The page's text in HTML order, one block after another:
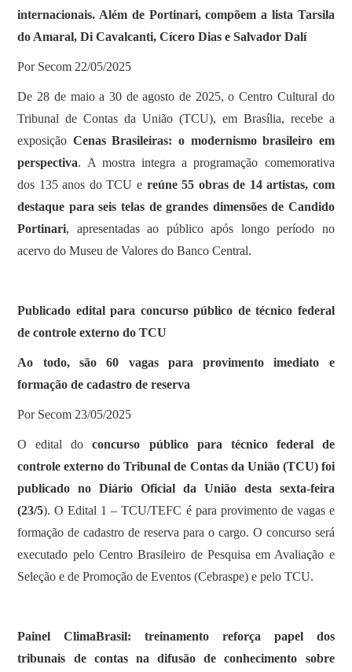
internacionais. Além de Portinari, compõem a lista Tarsila
do Amaral, Di Cavalcanti, Cícero Dias e Salvador Dalí
Por Secom 22/05/2025
De 28 de maio a 30 de agosto de 2025, o Centro Cultural do
Tribunal de Contas da União (TCU), em Brasília, recebe a
exposição Cenas Brasileiras: o modernismo brasileiro em
perspectiva. A mostra integra a programação comemorativa
dos 135 anos do TCU ereúne 55 obras de 14 artistas, com
destaque para seis telas de grandes dimensões de Candido
Portinari, apresentadas ao público após longo período no
acervo do Museu de Valores do Banco Central.
Publicado edital para concurso público de técnico federal
de controle externo do TCU
Ao todo, são 60 vagas para provimento imediato e
formação de cadastro de reserva
Por Secom 23/05/2025
O edital doconcurso público para técnico federal de
controle externo do Tribunal de Contas da União (TCU) foi
publicado no Diário Oficial da União desta sexta-feira
(23/5). O Edital 1 – TCU/TEFC é para provimento de vagas e
formação de cadastro de reserva para o cargo. O concurso será
executado pelo Centro Brasileiro de Pesquisa em Avaliação e
Seleção e de Promoção de Eventos (Cebraspe) e pelo TCU.
Painel ClimaBrasil: treinamento reforça papel dos
tribunais de contas na difusão de conhecimento sobre